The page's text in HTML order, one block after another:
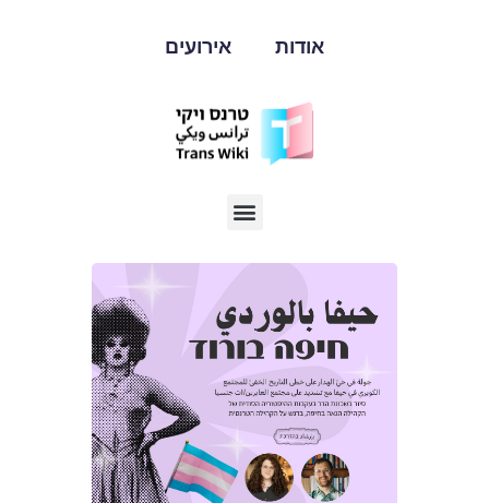
אודות אירועים